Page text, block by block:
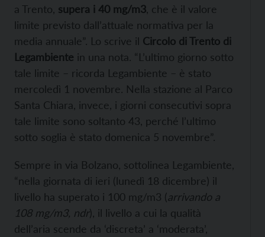
a Trento, supera i 40 mg/m3 , che è il valore
limite previsto dall’attuale normativa per la
media annuale”. Lo scrive il Circolo di Trento di
Legambiente in una nota. “L’ultimo giorno sotto
tale limite – ricorda Legambiente – è stato
mercoledì 1 novembre. Nella stazione al Parco
Santa Chiara, invece, i giorni consecutivi sopra
tale limite sono soltanto 43, perché l’ultimo
sotto soglia è stato domenica 5 novembre”.
Sempre in via Bolzano, sottolinea Legambiente,
“nella giornata di ieri (lunedì 18 dicembre) il
livello ha superato i 100 mg/m3 (arrivando a
108 mg/m3, ndr), il livello a cui la qualità
dell’aria scende da ‘discreta’ a ‘moderata’,